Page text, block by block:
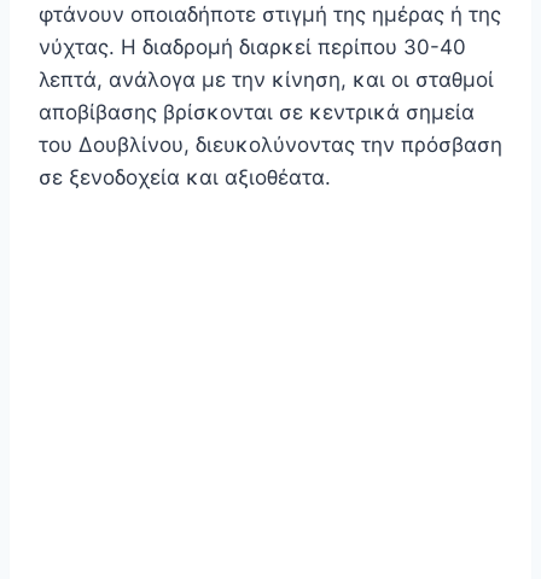
φτάνουν οποιαδήποτε στιγμή της ημέρας ή της
νύχτας. Η διαδρομή διαρκεί περίπου 30-40
λεπτά, ανάλογα με την κίνηση, και οι σταθμοί
αποβίβασης βρίσκονται σε κεντρικά σημεία
του Δουβλίνου, διευκολύνοντας την πρόσβαση
σε ξενοδοχεία και αξιοθέατα.